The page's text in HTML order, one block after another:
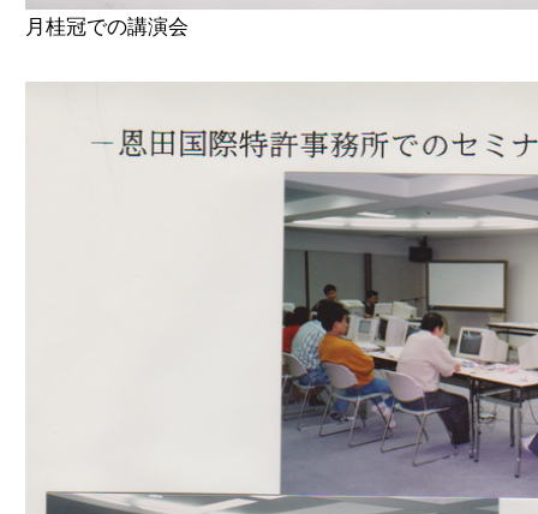
月桂冠での講演会